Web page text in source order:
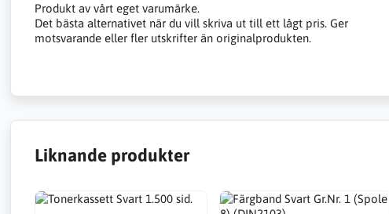
Produkt av vårt eget varumärke.
Det bästa alternativet när du vill skriva ut till ett lågt pris. Ger
motsvarande eller fler utskrifter än originalprodukten.
Liknande produkter